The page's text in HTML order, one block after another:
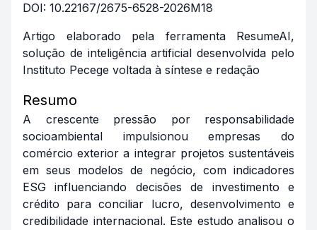
DOI: 10.22167/2675-6528-2026M18
Artigo elaborado pela ferramenta ResumeAI,
solução de inteligência artificial desenvolvida pelo
Instituto Pecege voltada à síntese e redação
Resumo
A crescente pressão por responsabilidade
socioambiental impulsionou empresas do
comércio exterior a integrar projetos sustentáveis
em seus modelos de negócio, com indicadores
ESG influenciando decisões de investimento e
crédito para conciliar lucro, desenvolvimento e
credibilidade internacional. Este estudo analisou o